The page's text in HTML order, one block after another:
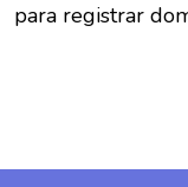
para registrar